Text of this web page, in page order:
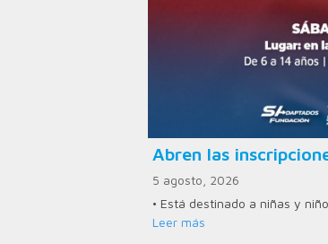
Abren las
5 agosto, 2026
• Está destinado a niñas y
Leer más